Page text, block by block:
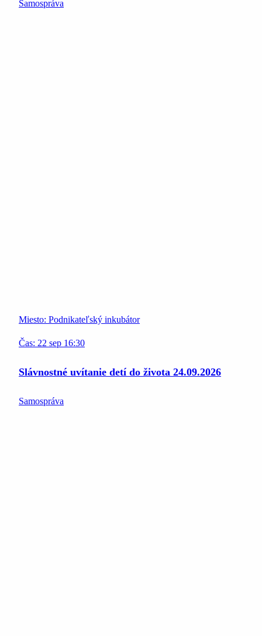
Samospráva
Miesto: Podnikateľský inkubátor
Čas: 22 sep 16:30
Slávnostné uvítanie detí do života 24.09.2026
Samospráva